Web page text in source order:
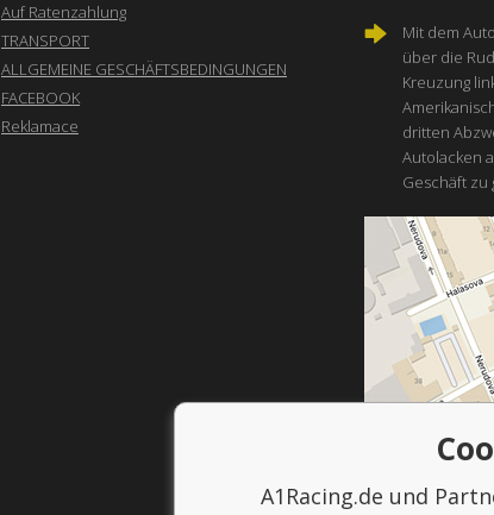
Auf Ratenzahlung
TRANSPORT
ALLGEMEINE GESCHÄFTSBEDINGUNGEN
FACEBOOK
Reklamace
Mit dem
über die
Kreuzung
dritten
Autolacken
Geschäft zu
A1Racing.de und